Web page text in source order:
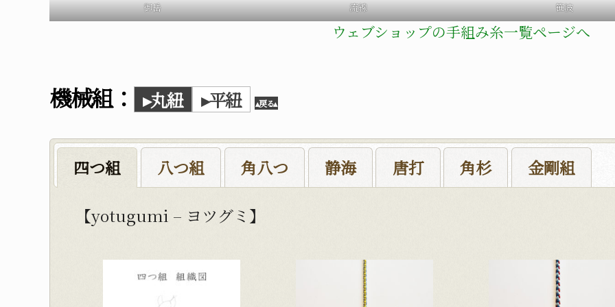
御岳 流線 笹波
ウェブショップの手組み糸一覧ページへ
機械組： ▸丸紐 ▸平紐 ▴戻る▴
四つ組 八つ組 角八つ 静海 唐打 角杉 金剛組
【yotugumi – ヨツグミ】